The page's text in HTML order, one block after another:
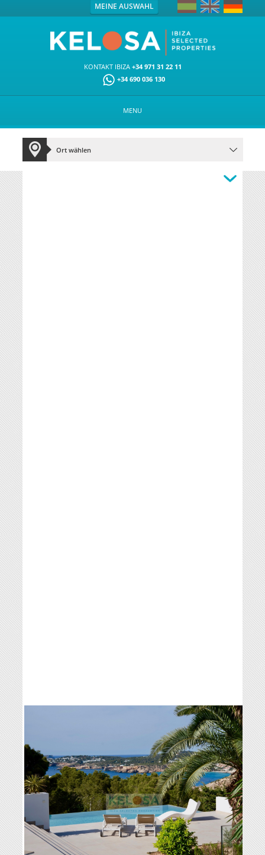
MEINE AUSWAHL
KONTAKT IBIZA +34 971 31 22 11
+34 690 036 130
MENU